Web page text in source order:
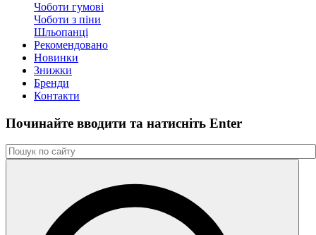
Чоботи гумові
Чоботи з піни
Шльопанці
Рекомендовано
Новинки
Знижки
Бренди
Контакти
Починайте вводити та натиснiть Enter